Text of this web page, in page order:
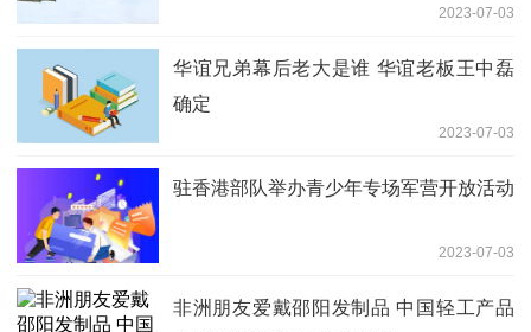
2023-07-03
华谊兄弟幕后老大是谁 华谊老板王中磊
确定
2023-07-03
驻香港部队举办青少年专场军营开放活动
2023-07-03
非洲朋友爱戴邵阳发制品 中国轻工产品